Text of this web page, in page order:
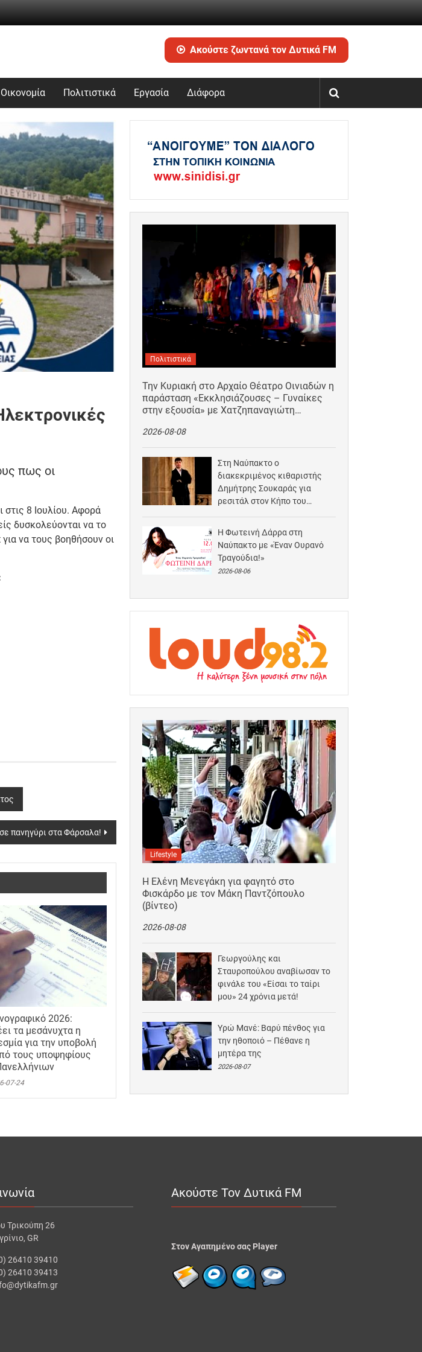
Ακούστε ζωντανά τον Δυτικά FM
Οικονομία Πολιτιστικά Εργασία Διάφορα
πως οι
8 Ιουλίου. Αφορά
δυσκολεύονται να το
να τους βοηθήσουν οι
πανηγύρι στα Φάρσαλα!
2026:
τα μεσάνυχτα η
για την υποβολή
τους υποψηφίους
07-24
Πολιτιστικά
Την Κυριακή στο Αρχαίο Θέατρο Οινιαδών η
παράσταση «Εκκλησιάζουσες – Γυναίκες
στην εξουσία» με Χατζηπαναγιώτη…
2026-08-08
Στη Ναύπακτο ο
διακεκριμένος κιθαριστής
Δημήτρης Σουκαράς για
ρεσιτάλ στον Κήπο του
Η Φωτεινή Δάρρα στη
Ναύπακτο με «Έναν Ουρανό
Τραγούδια!»
2026-08-06
Lifestyle
Η Ελένη Μενεγάκη για φαγητό στο
Φισκάρδο με τον Μάκη Παντζόπουλο
(βίντεο)
2026-08-08
Γεωργούλης και
Σταυροπούλου αναβίωσαν το
φινάλε του «Είσαι το ταίρι
μου» 24 χρόνια μετά!
Υρώ Μανέ: Βαρύ πένθος για
την ηθοποιό – Πέθανε η
μητέρα της
2026-08-07
Τρικούπη 26
GR
26410 39410
26410 39413
Ακούστε Τον Δυτικά FM
Στον Αγαπημένο σας Player